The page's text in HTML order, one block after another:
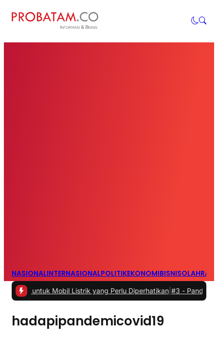
NASIONALINTERNASIONALPOLITIKEKONOMIBISNIS
untuk Mobil Listrik yang Perlu Diperhatikan|#3 -Panduan
hadapipandemicovid19